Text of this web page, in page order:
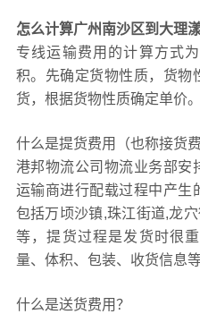
怎么计算广州南沙区到大理
专线运输费用的计算方式
积。先确定货物性质，货物
货，根据货物性质确定单价。
什么是提货费用（也称接货
港邦物流公司物流业务部安
运输商进行配载过程中产生
包括万顷沙镇,珠江街道,龙
等，提货过程是发货时很
量、体积、包装、收货信息
什么是送货费用？